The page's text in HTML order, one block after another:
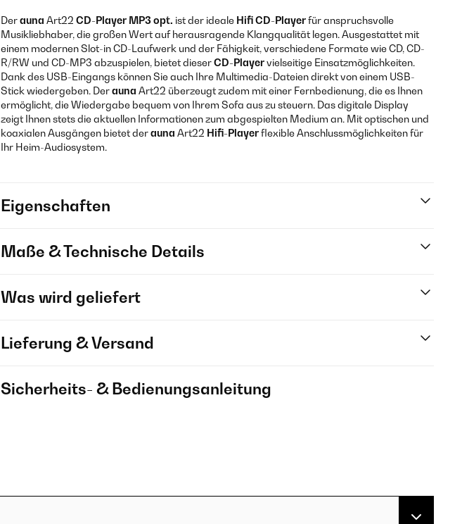
Derauna Art22 CD-Player MP3 opt. ist der ideale Hifi CD-Playerfür anspruchsvolle
Musikliebhaber, die großen Wert auf herausragende Klangqualität legen. Ausgestattet mit
einem modernen Slot-in CD-Laufwerk und der Fähigkeit, verschiedene Formate wie CD, CD-
R/RW und CD-MP3 abzuspielen, bietet dieserCD-Playervielseitige Einsatzmöglichkeiten.
Dank des USB-Eingangs können Sie auch Ihre Multimedia-Dateien direkt von einem USB-
Stick wiedergeben. Derauna Art22 überzeugt zudem mit einer Fernbedienung, die es Ihnen
ermöglicht, die Wiedergabe bequem von Ihrem Sofa aus zu steuern. Das digitale Display
zeigt Ihnen stets die aktuellen Informationen zum abgespielten Medium an. Mit optischen und
koaxialen Ausgängen bietet derauna Art22 Hifi-Playerflexible Anschlussmöglichkeiten für
Ihr Heim-Audiosystem.
Eigenschaften
Maße & Technische Details
Was wird geliefert
Lieferung & Versand
Sicherheits- & Bedienungsanleitung